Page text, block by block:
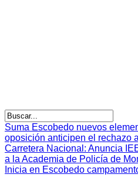
Suma Escobedo nuevos
oposición anticipen el rechazo
Carretera Nacional : Anuncia
a la Academia de Policía de
Inicia en Escobedo